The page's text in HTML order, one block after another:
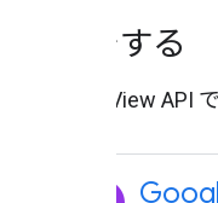
開始する
Aerial View API